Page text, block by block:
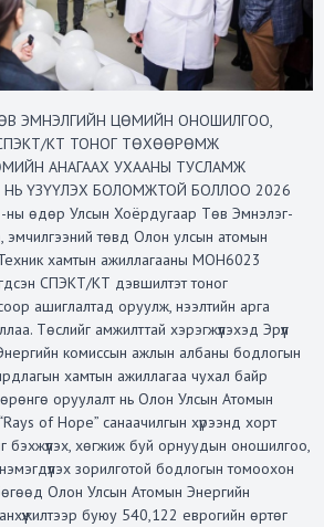
ЭМНЭЛГИЙН ЦӨМИЙН ОНОШИЛГОО,
КТ ТОНОГ ТӨХӨӨРӨМЖ
АНАГААХ УХААНЫ ТУСЛАМЖ
НЬ ҮЗҮҮЛЭХ БОЛОМЖТОЙ БОЛЛОО 2026
ны өдөр Улсын Хоёрдугаар Төв Эмнэлэг-
төвд Олон улсын атомын
хамтын ажиллагааны МОН6023
СПЭКТ/КТ дэвшилтэт тоног
ашиглалтад оруулж, нээлтийн арга
Төслийг амжилттай хэрэгжүүлэхэд Эрүүл
комиссын ажлын албаны бодлогын
хамтын ажиллагаа чухал байр
хөрөнгө оруулалт нь Олон Улсын Атомын
of Hope” санаачилгын хүрээнд хорт
бэхжүүлэх, хөгжиж буй орнуудын оношилгоо,
зорилготой бодлогын томоохон
Олон Улсын Атомын Энергийн
буюу 540,122 еврогийн өртөг